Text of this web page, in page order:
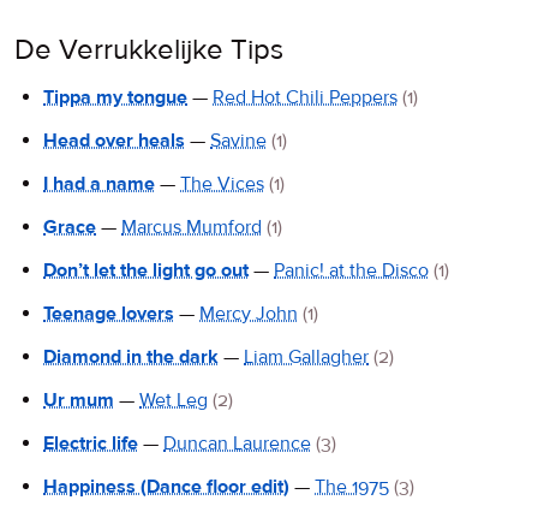
De Verrukkelijke Tips
Tippa my tongue — Red Hot Chili Peppers (1)
Head over heals — Savine (1)
I had a name — The Vices (1)
Grace — Marcus Mumford (1)
Don’t let the light go out— Panic! at the Disco (1)
Teenage lovers — Mercy John (1)
Diamond in the dark — Liam Gallagher (2)
Ur mum — Wet Leg (2)
Electric life — Duncan Laurence (3)
Happiness (Dance floor edit) — The 1975 (3)